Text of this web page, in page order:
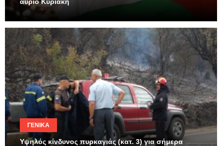
ΓΕΝΙΚΆ
Υψηλός κίνδυνος πυρκαγιάς (κατ. 3) για σήμερα